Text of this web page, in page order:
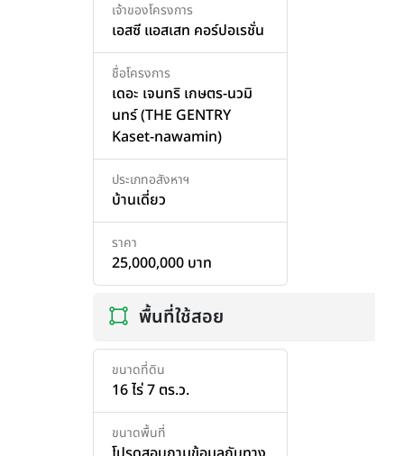
เจ้าของโครงการ
เอสซี แอสเสท คอร์ปอเรชั่น
ชื่อโครงการ
เดอะ เจนทริ เกษตร-นวมิ
นทร์ (THE GENTRY
Kaset-nawamin)
ประเภทอสังหาฯ
บ้านเดี่ยว
ราคา
25,000,000 บาท
พื้นที่ใช้สอย
ขนาดที่ดิน
16 ไร่ 7 ตร.ว.
ขนาดพื้นที่